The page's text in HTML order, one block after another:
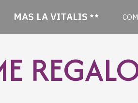
MAS LA VITALIS